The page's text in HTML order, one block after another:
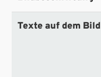
Texte auf dem Bild